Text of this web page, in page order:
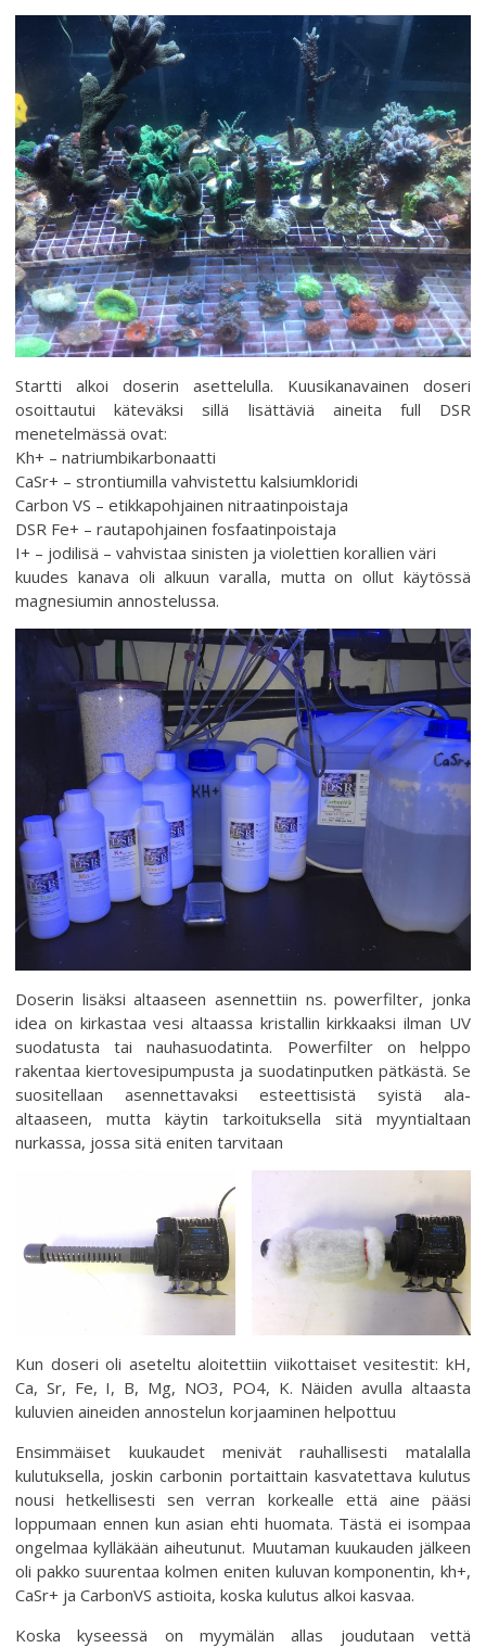
Startti alkoi doserin asettelulla. Kuusikanavainen doseri
osoittautui käteväksi sillä lisättäviä aineita full DSR
menetelmässä ovat:
Kh+ – natriumbikarbonaatti
CaSr+ – strontiumilla vahvistettu kalsiumkloridi
Carbon VS – etikkapohjainen nitraatinpoistaja
DSR Fe+ – rautapohjainen fosfaatinpoistaja
I+ – jodilisä – vahvistaa sinisten ja violettien korallien väri
kuudes kanava oli alkuun varalla, mutta on ollut käytössä
magnesiumin annostelussa.
Doserin lisäksi altaaseen asennettiin ns. powerfilter, jonka
idea on kirkastaa vesi altaassa kristallin kirkkaaksi ilman UV
suodatusta tai nauhasuodatinta. Powerfilter on helppo
rakentaa kiertovesipumpusta ja suodatinputken pätkästä. Se
suositellaan asennettavaksi esteettisistä syistä ala-
altaaseen, mutta käytin tarkoituksella sitä myyntialtaan
nurkassa, jossa sitä eniten tarvitaan
Kun doseri oli aseteltu aloitettiin viikottaiset vesitestit: kH,
Ca, Sr, Fe, I, B, Mg, NO3, PO4, K. Näiden avulla altaasta
kuluvien aineiden annostelun korjaaminen helpottuu
Ensimmäiset kuukaudet menivät rauhallisesti matalalla
kulutuksella, joskin carbonin portaittain kasvatettava kulutus
nousi hetkellisesti sen verran korkealle että aine pääsi
loppumaan ennen kun asian ehti huomata. Tästä ei isompaa
ongelmaa kylläkään aiheutunut. Muutaman kuukauden jälkeen
oli pakko suurentaa kolmen eniten kuluvan komponentin, kh+,
CaSr+ ja CarbonVS astioita, koska kulutus alkoi kasvaa.
Koska kyseessä on myymälän allas joudutaan vettä